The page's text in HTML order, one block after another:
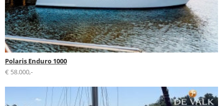
Polaris Enduro 1000
€ 58.000,-